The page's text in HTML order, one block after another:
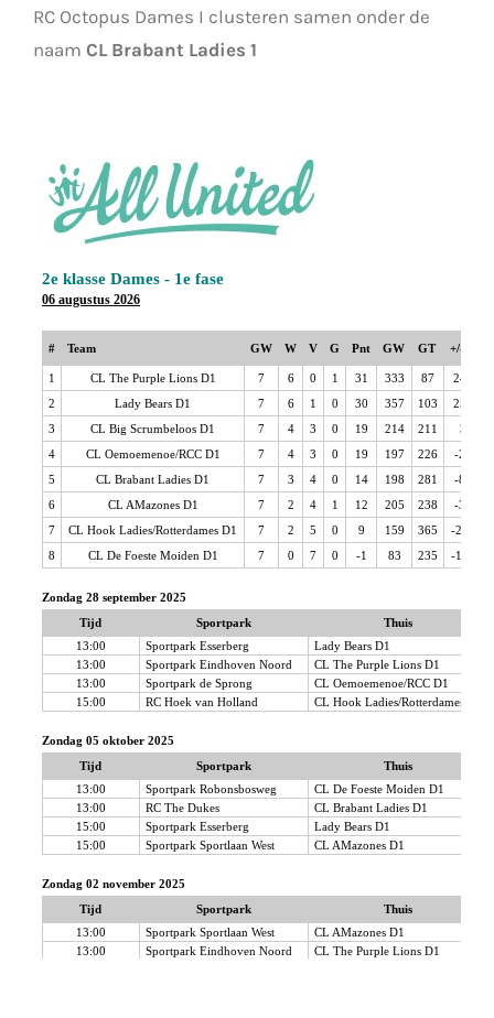
RC Octopus Dames I clusteren samen onder de
naam CL Brabant Ladies 1